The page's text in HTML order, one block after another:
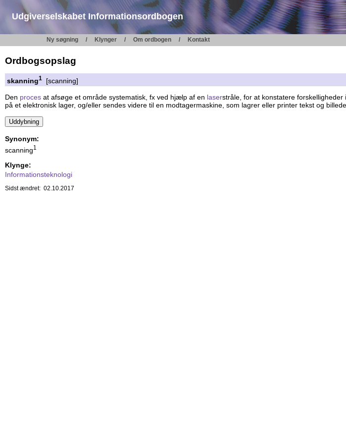
Udgiverselskabet Informationsordbogen
Ny søgning Klynger Om ordbogen Kontakt
Ordbogsopslag
skanning1 [scanning]
Den proces at afsøge et område systematisk, fx ved hjælp af en laserstråle, for at konstatere
på et elektronisk lager, og/eller sendes videre til en modtagermaskine, som lagrer eller printer tekst og
Synonym:
scanning1
Klynge:
Informationsteknologi
Sidst ændret: 02.10.2017